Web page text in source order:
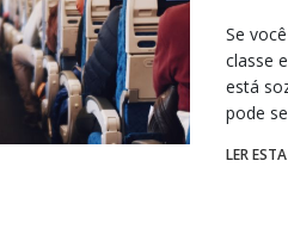
Se
classe
está
pode
LER